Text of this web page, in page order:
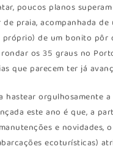
poucos planos
praia, acompanhada
de um bonito pôr
os 35 graus no
que parecem ter já
hastear orgulhosamente
este ano é que, a
e novidades,
ecoturísticas)